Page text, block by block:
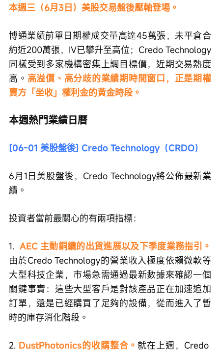
本週三（6月3日）美股交易盤後壓軸登場。
博通業績前單日期權成交量高達45萬張，未平倉合
約近200萬張，IV已攀升至高位；Credo Technology
同樣受到多家機構密集上調目標價，近期交易熱度
高。 高溢價、高分歧的業績期時間窗口，正是期權
賣方「坐收」權利金的黃金時段。
本週熱門業績日曆
[06-01 美股盤後] Credo Technology（CRDO）
6月1日美股盤後，Credo Technology將公佈最新業
績。
投資者當前最關心的有兩項指標：
1. AEC 主動銅纜的出貨進展以及下季度業務指引。
由於Credo Technology的營業收入極度依賴微軟等
大型科技企業，市場急需通過最新數據來確認一個
關鍵事實：這些大型客戶是對該產品正在加速追加
訂單，還是已經購買了足夠的設備，從而進入了暫
時的庫存消化階段。
2. DustPhotonics的收購整合。 就在上週，Credo